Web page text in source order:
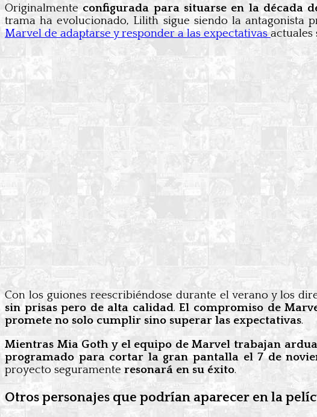
Originalmente configurada para situarse en la década
trama ha evolucionado, Lilith sigue siendo la antagonista
Marvel de adaptarse y responder a las expectativasactuales
Con los guiones reescribiéndose durante el verano y los
sin prisas pero de alta calidad.El compromiso de
promete no solo cumplir sino superar las expectativas.
Mientras Mia Goth y el equipo de Marvel trabajan
programado para cortar la gran pantalla el 7 de
proyecto seguramente resonará en su éxito.
Otros personajes que podrían aparecer en la